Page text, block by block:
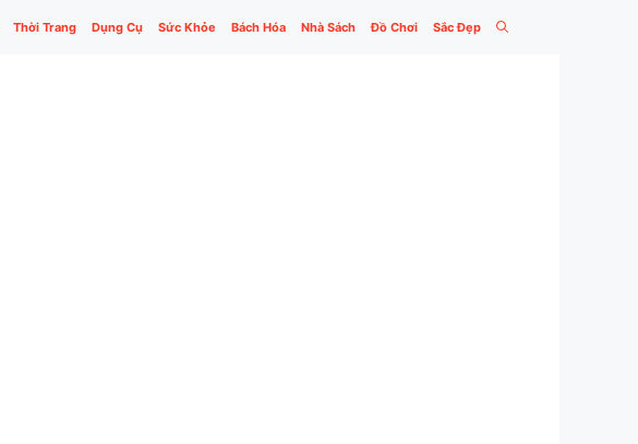
Thời Trang Dụng Cụ Sức Khỏe Bách Hóa Nhà Sách Đồ Chơi Sắc Đẹp